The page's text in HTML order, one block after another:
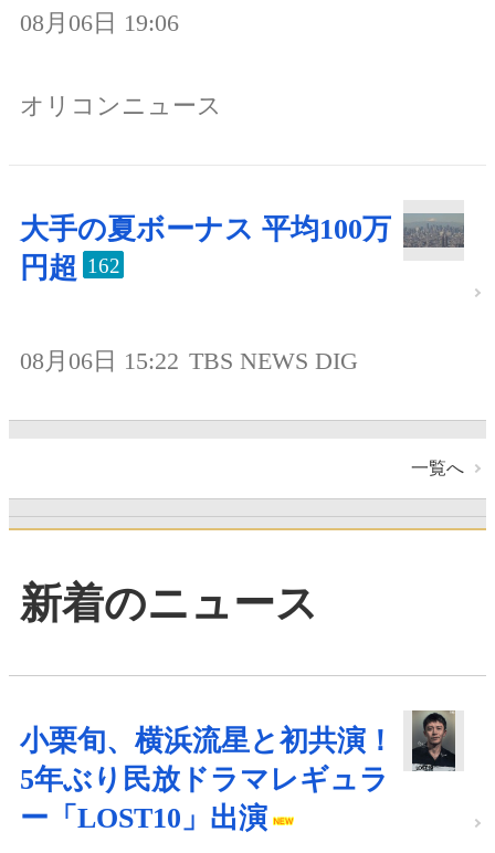
08月06日 19:06
オリコンニュース
大手の夏ボーナス 平均100万
円超 162
08月06日 15:22 TBS NEWS DIG
一覧へ
新着のニュース
小栗旬、横浜流星と初共演！
5年ぶり民放ドラマレギュラ
ー「LOST10」出演